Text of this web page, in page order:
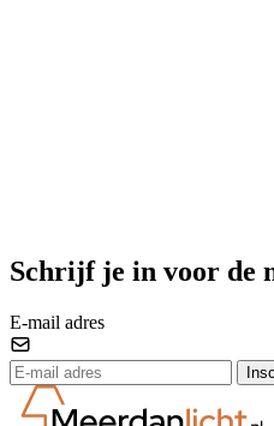
Schrijf je in voor de
E-mail adres